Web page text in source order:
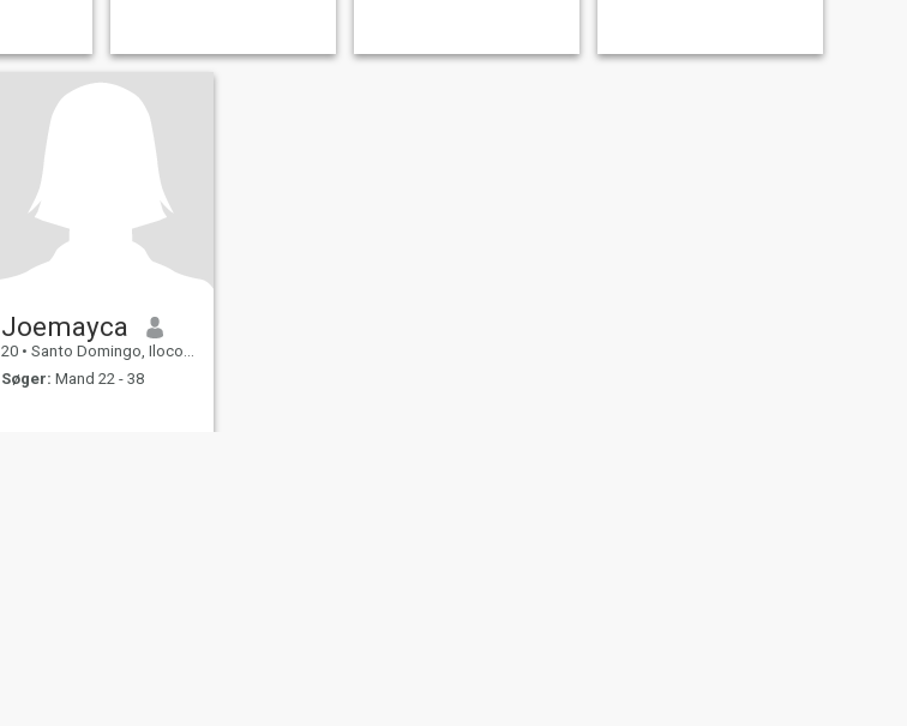
Joemayca
20 • Santo Domingo, Ilocos Sur, Filippinerne
Søger: Mand 22 - 38